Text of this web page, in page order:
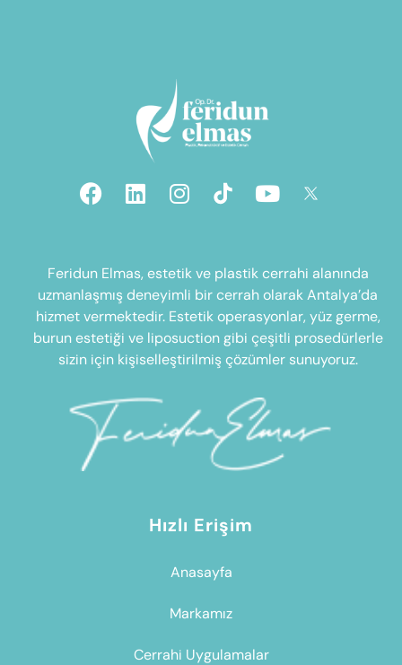
Feridun Elmas, estetik ve plastik cerrahi alanında
uzmanlaşmış deneyimli bir cerrah olarak Antalya’da
hizmet vermektedir. Estetik operasyonlar, yüz germe,
burun estetiği ve liposuction gibi çeşitli prosedürlerle
sizin için kişiselleştirilmiş çözümler sunuyoruz.
Hızlı Erişim
Anasayfa
Markamız
Cerrahi Uygulamalar